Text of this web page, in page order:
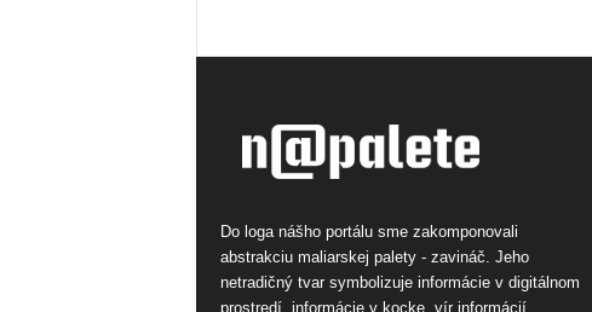
Do loga nášho portálu sme zakomponovali
abstrakciu maliarskej palety - zavináč. Jeho
netradičný tvar symbolizuje informácie v digitálnom
prostredí, informácie v kocke, vír informácií.